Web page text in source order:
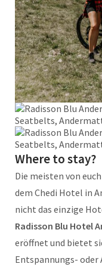
Where to stay?
Die meisten von
dem Chedi Hotel in
nicht das einzige
Radisson Blu Hotel
eröffnet und bietet
Entspannungs- oder